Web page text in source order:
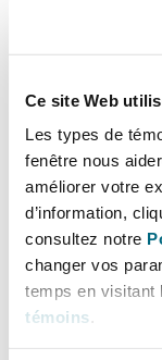
Ce site Web
Les types de
fenêtre nous
améliorer votre
d’information,
consultez notre
changer vos
temps en visitant
témoins.
2
If you enjoyed
Virtually